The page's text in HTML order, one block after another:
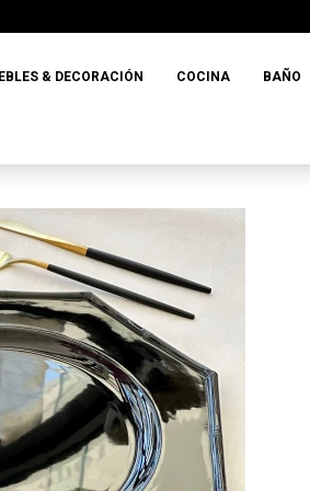
& DECORACIÓN COCINA BAÑO